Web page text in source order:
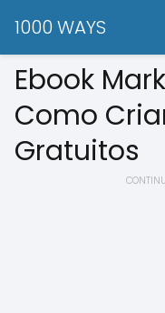
1000 WAYS
Ebook
Como
Gratuitos